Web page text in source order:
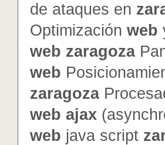
de ataques en
Optimización web
web zaragoza
web
zaragoza
web ajax
web java script